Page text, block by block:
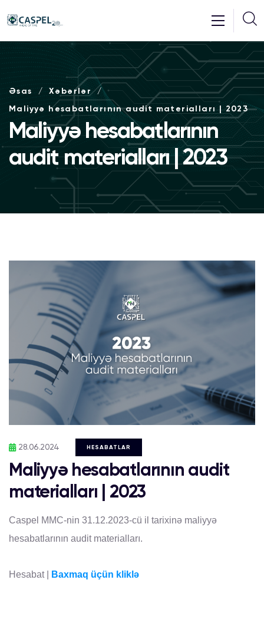
Əsas Xəbərlər
Maliyyə hesabatlarının audit materialları | 2023
Maliyyə hesabatlarının
audit materialları | 2023
28.06.2024 HESABATLAR
Maliyyə hesabatlarının audit
materialları | 2023
Caspel MMC-nin 31.12.2023-cü il tarixinə maliyyə
hesabatlarının audit materialları.
Hesabat | Baxmaq üçün kliklə